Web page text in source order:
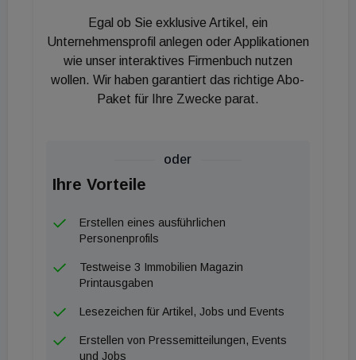
Immobilienkreditvergabe durch den österreichischen
Bankenmarkt“ gesehen. Sorgen mache dem
Gremium der hohe Anteil variabler Kredite. Die
Kreditnehmer:innen trügen bei langen Laufzeiten
von Immobilienkrediten ein Zinsrisiko, das im Fall
gesamt 650 Millionen Euro werden von den Banken
quasi nicht genutzt. Denn dreiviertel der Banken
haben weniger als 80 Prozent ihrer
Ausnahmekontingente ausgenutzt, die Hälfte der
Banken sogar weniger als 50 Prozent. Eine Katze,
die sich in den Schwanz beißt, denn daraus schließt
Einschränkung der Kreditvergabe aufgrund nicht
Egal ob Sie exklusive Artikel, ein
Unternehmensprofil anlegen oder Applikationen
wie unser interaktives Firmenbuch nutzen
wollen. Wir haben garantiert das richtige Abo-
Paket für Ihre Zwecke parat.
oder
Ihre Vorteile
Erstellen eines ausführlichen
Personenprofils
Testweise 3 Immobilien Magazin
Printausgaben
Lesezeichen für Artikel, Jobs und Events
Erstellen von Pressemitteilungen, Events
und Jobs